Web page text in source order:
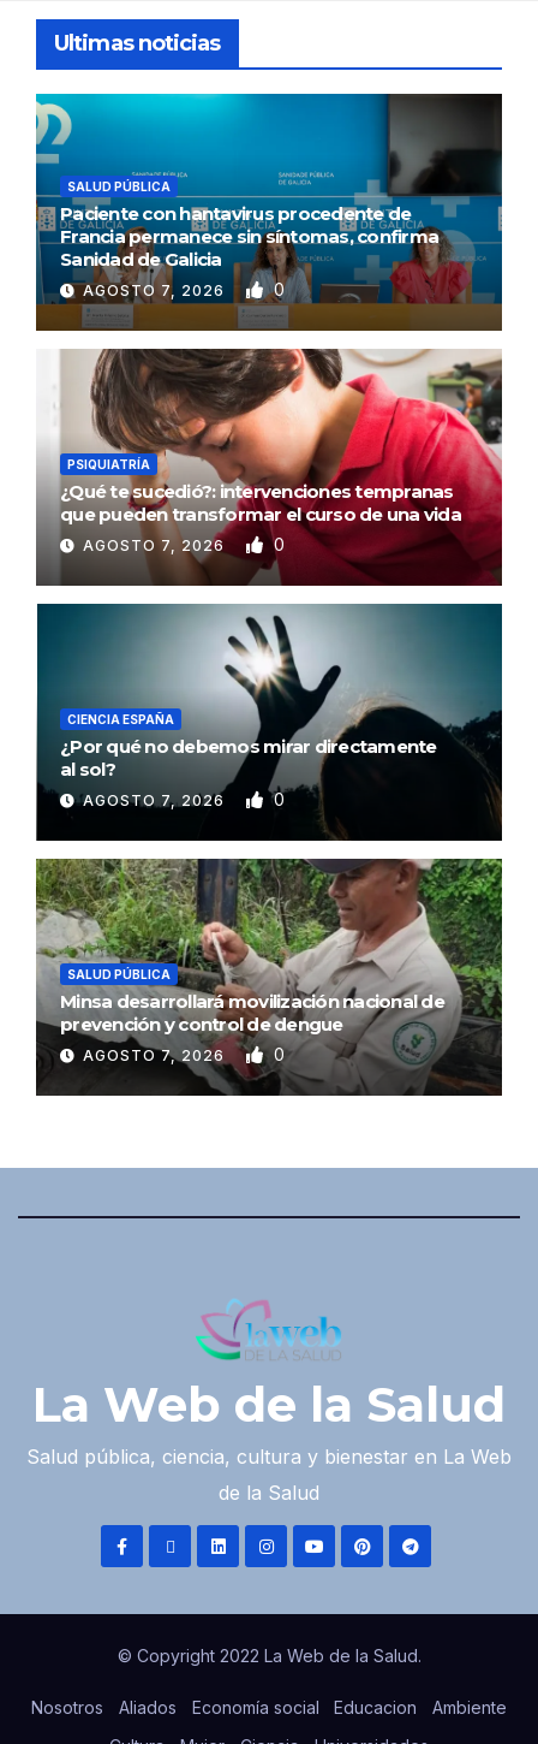
Ultimas noticias
SALUD PÚBLICA
Paciente con hantavirus procedente de
Francia permanece sin síntomas, confirma
Sanidad de Galicia
AGOSTO 7, 2026 0
PSIQUIATRÍA
¿Qué te sucedió?: intervenciones tempranas
que pueden transformar el curso de una vida
AGOSTO 7, 2026 0
CIENCIA ESPAÑA
¿Por qué no debemos mirar directamente
al sol?
AGOSTO 7, 2026 0
SALUD PÚBLICA
Minsa desarrollará movilización nacional de
prevención y control de dengue
AGOSTO 7, 2026 0
La Web de la Salud
Salud pública, ciencia, cultura y bienestar en La Web
de la Salud
© Copyright 2022 La Web de la Salud.
Nosotros Aliados Economía social Educacion
Ambiente